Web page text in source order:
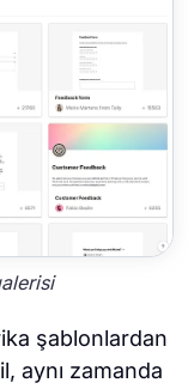
şablonlardan
aynı zamanda